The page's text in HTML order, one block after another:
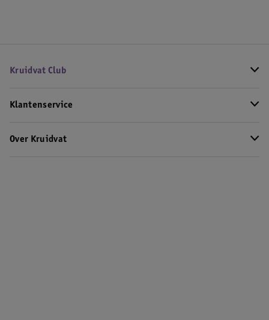
Kruidvat Club
Klantenservice
Over Kruidvat